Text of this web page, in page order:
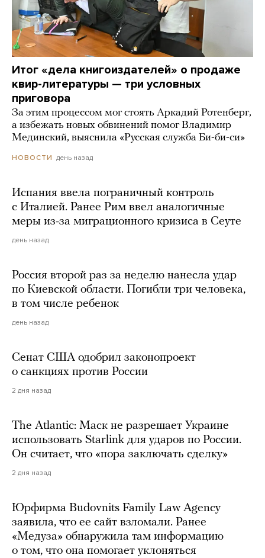
Итог «дела книгоиздателей» о продаже
квир-литературы — три условных
приговора
За этим процессом мог стоять Аркадий Ротенберг,
а избежать новых обвинений помог Владимир
Мединский, выяснила «Русская служба Би-би-си»
НОВОСТИ день назад
Испания ввела пограничный контроль
с Италией. Ранее Рим ввел аналогичные
меры из-за миграционного кризиса в Сеуте
день назад
Россия второй раз за неделю нанесла удар
по Киевской области. Погибли три человека,
в том числе ребенок
день назад
Сенат США одобрил законопроект
о санкциях против России
2 дня назад
The Atlantic: Маск не разрешает Украине
использовать Starlink для ударов по России.
Он считает, что «пора заключать сделку»
2 дня назад
Юрфирма Budovnits Family Law Agency
заявила, что ее сайт взломали. Ранее
«Медуза» обнаружила там информацию
о том, что она помогает уклоняться